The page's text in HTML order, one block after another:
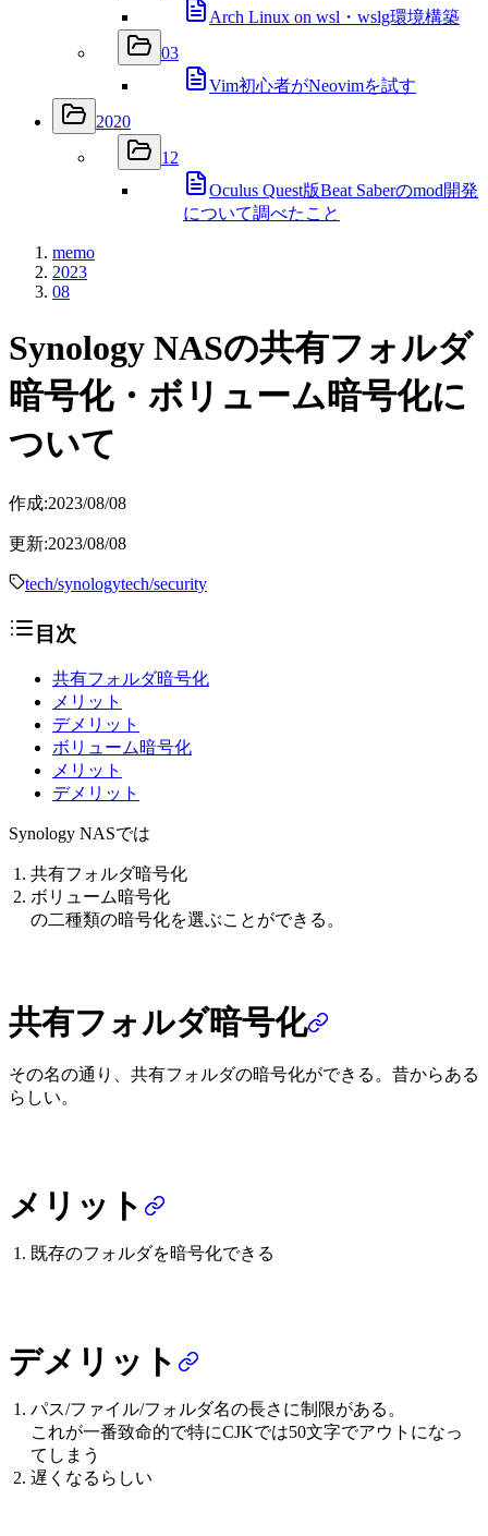
Arch Linux on wsl・wslg環境構築
03
Vim初心者がNeovimを試す
2020
12
Oculus Quest版Beat Saberのmod開発
について調べたこと
memo
2023
08
Synology NASの共有フォルダ
暗号化・ボリューム暗号化に
ついて
作成:2023/08/08
更新:2023/08/08
tech/synologytech/security
目次
共有フォルダ暗号化
メリット
デメリット
ボリューム暗号化
メリット
デメリット
Synology NASでは
共有フォルダ暗号化
ボリューム暗号化
の二種類の暗号化を選ぶことができる。
共有フォルダ暗号化
その名の通り、共有フォルダの暗号化ができる。昔からある
らしい。
メリット
既存のフォルダを暗号化できる
デメリット
パス/ファイル/フォルダ名の長さに制限がある。
これが一番致命的で特にCJKでは50文字でアウトになっ
てしまう
遅くなるらしい